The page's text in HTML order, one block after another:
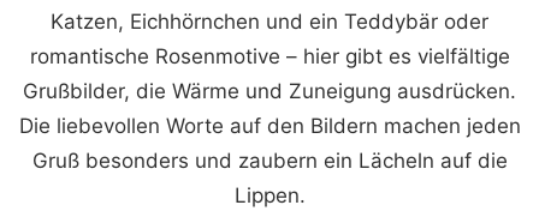
Katzen, Eichhörnchen und ein Teddybär oder
romantische Rosenmotive – hier gibt es vielfältige
Grußbilder, die Wärme und Zuneigung ausdrücken.
Die liebevollen Worte auf den Bildern machen jeden
Gruß besonders und zaubern ein Lächeln auf die
Lippen.